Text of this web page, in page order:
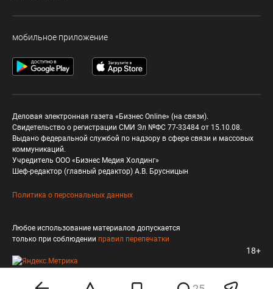
мобильное приложение
Деловая электронная газета «Бизнес Online» (на связи).
Свидетельство о регистрации СМИ Эл №ФС 77-33484 от 15.10.08.
Выдано федеральной службой по надзору в сфере связи и массовых
коммуникаций.
Учредитель ООО «Бизнес Медия Холдинг»
Шеф-редактор (главный редактор) А.В. Брусницын
Политика о персональных данных
Любое использование материалов допускается
только при соблюдении правил перепечатки
18+